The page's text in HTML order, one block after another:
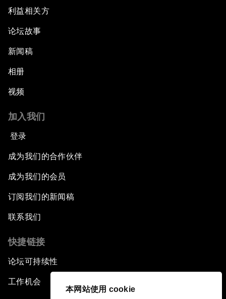
本网站使用 cookie
利益相关方
论坛故事
新闻稿
相册
视频
加入我们
登录
成为我们的合作伙伴
成为我们的会员
订阅我们的新闻稿
联系我们
快捷链接
论坛可持续性
工作机会